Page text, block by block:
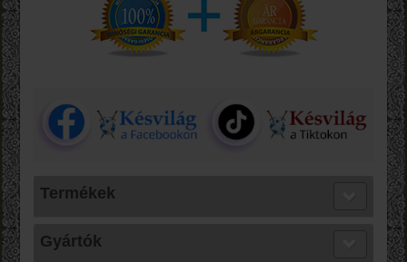
Termékek
Gyártók